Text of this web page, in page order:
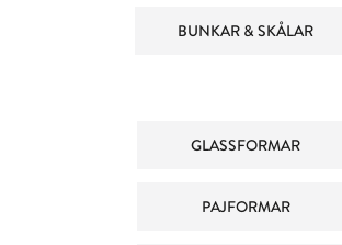
BUNKAR & SKÅLAR
GLASSFORMAR
PAJFORMAR